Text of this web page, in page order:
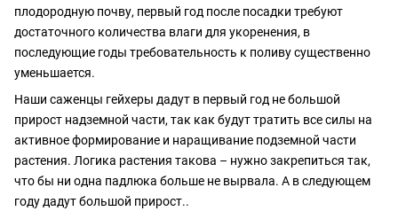
плодородную почву, первый год после посадки требуют
достаточного количества влаги для укоренения, в
последующие годы требовательность к поливу существенно
уменьшается.
Наши саженцы гейхеры дадут в первый год не большой
прирост надземной части, так как будут тратить все силы на
активное формирование и наращивание подземной части
растения. Логика растения такова – нужно закрепиться так,
что бы ни одна падлюка больше не вырвала. А в следующем
году дадут большой прирост..